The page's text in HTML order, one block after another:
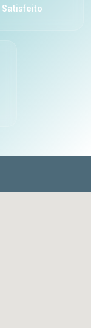
Satisfeito